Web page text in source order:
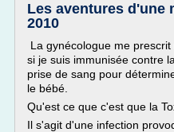
Les aventures d'une
2010
La gynécologue me
si je suis immunisée contre
prise de sang pour
le bébé.
Qu'est ce que c'est que la
Il s'agit d'une infection